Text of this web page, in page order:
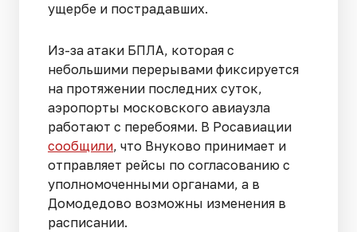
ущербе и пострадавших.
Из-за атаки БПЛА, которая с
небольшими перерывами фиксируется
на протяжении последних суток,
аэропорты московского авиаузла
работают с перебоями. В Росавиации
сообщили, что Внуково принимает и
отправляет рейсы по согласованию с
уполномоченными органами, а в
Домодедово возможны изменения в
расписании.